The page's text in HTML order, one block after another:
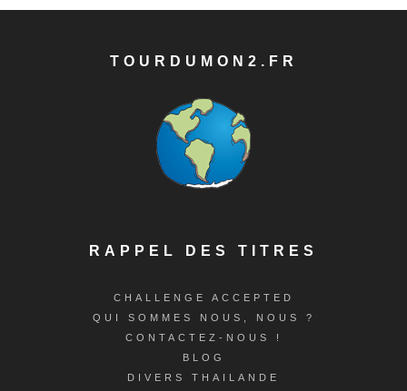
TOURDUMON2.FR
RAPPEL DES TITRES
CHALLENGE ACCEPTED
QUI SOMMES NOUS, NOUS ?
CONTACTEZ-NOUS !
BLOG
DIVERS THAILANDE